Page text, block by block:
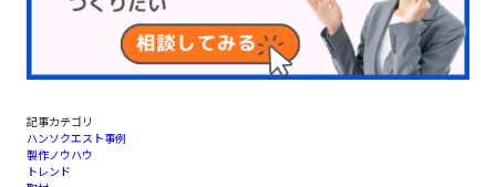
記事カテゴリ
ハンソクエスト事例
製作ノウハウ
トレンド